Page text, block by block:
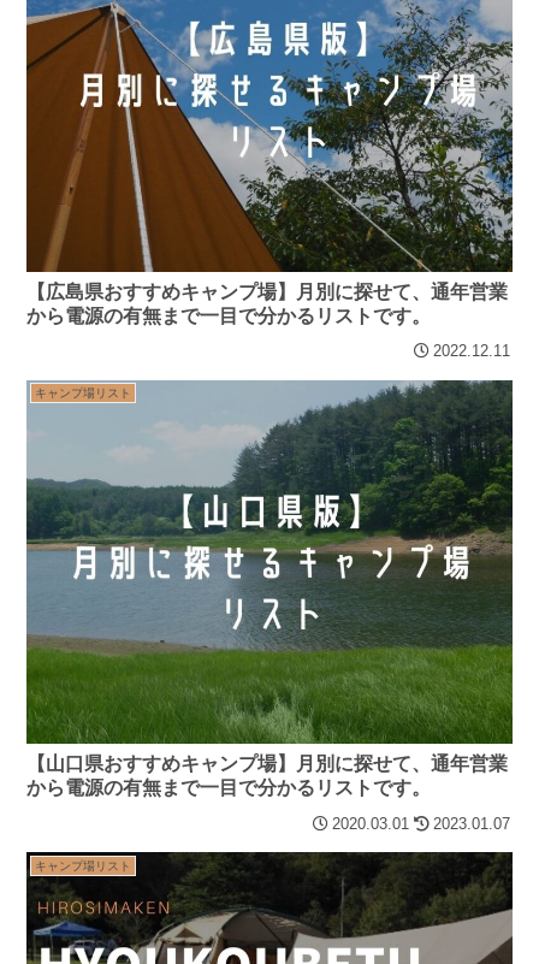
【広島県おすすめキャンプ場】月別に探せて、通年営業
から電源の有無まで一目で分かるリストです。
2022.12.11
キャンプ場リスト
【山口県おすすめキャンプ場】月別に探せて、通年営業
から電源の有無まで一目で分かるリストです。
2020.03.01 2023.01.07
キャンプ場リスト